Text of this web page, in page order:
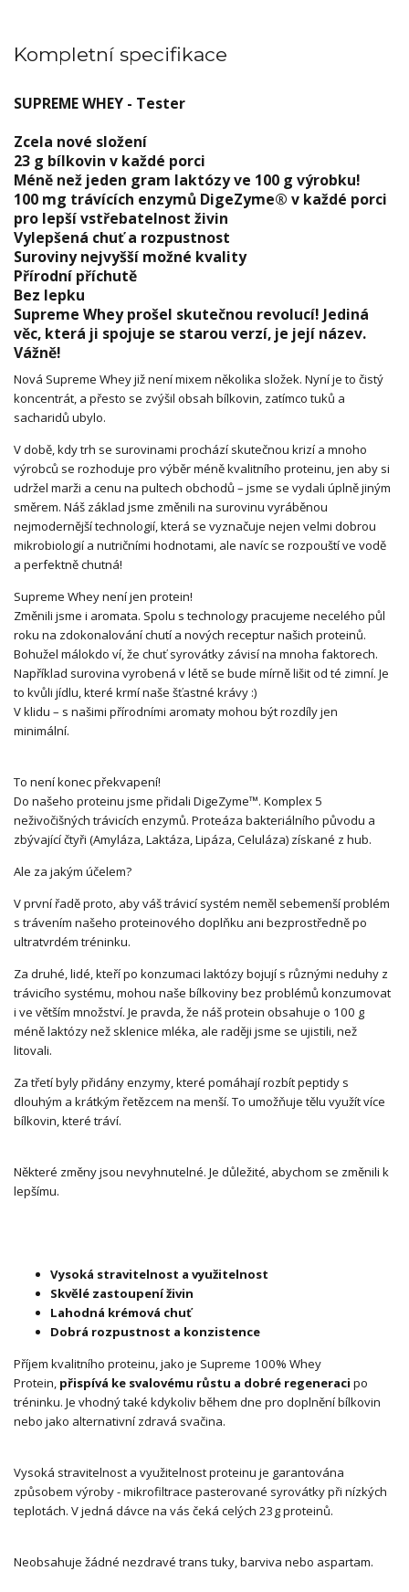
Kompletní specifikace
SUPREME WHEY - Tester
Zcela nové složení
23 g bílkovin v každé porci
Méně než jeden gram laktózy ve 100 g výrobku!
100 mg trávících enzymů DigeZyme® v každé porci
pro lepší vstřebatelnost živin
Vylepšená chuť a rozpustnost
Suroviny nejvyšší možné kvality
Přírodní příchutě
Bez lepku
Supreme Whey prošel skutečnou revolucí! Jediná
věc, která ji spojuje se starou verzí, je její název.
Vážně!
Nová Supreme Whey již není mixem několika složek. Nyní je to čistý
koncentrát, a přesto se zvýšil obsah bílkovin, zatímco tuků a
sacharidů ubylo.
V době, kdy trh se surovinami prochází skutečnou krizí a mnoho
výrobců se rozhoduje pro výběr méně kvalitního proteinu, jen aby si
udržel marži a cenu na pultech obchodů – jsme se vydali úplně jiným
směrem. Náš základ jsme změnili na surovinu vyráběnou
nejmodernější technologií, která se vyznačuje nejen velmi dobrou
mikrobiologií a nutričními hodnotami, ale navíc se rozpouští ve vodě
a perfektně chutná!
Supreme Whey není jen protein!
Změnili jsme i aromata. Spolu s technology pracujeme necelého půl
roku na zdokonalování chutí a nových receptur našich proteinů.
Bohužel málokdo ví, že chuť syrovátky závisí na mnoha faktorech.
Například surovina vyrobená v létě se bude mírně lišit od té zimní. Je
to kvůli jídlu, které krmí naše šťastné krávy :)
V klidu – s našimi přírodními aromaty mohou být rozdíly jen
minimální.
To není konec překvapení!
Do našeho proteinu jsme přidali DigeZyme™. Komplex 5
neživočišných trávicích enzymů. Proteáza bakteriálního původu a
zbývající čtyři (Amyláza, Laktáza, Lipáza, Celuláza) získané z hub.
Ale za jakým účelem?
V první řadě proto, aby váš trávicí systém neměl sebemenší problém
s trávením našeho proteinového doplňku ani bezprostředně po
ultratvrdém tréninku.
Za druhé, lidé, kteří po konzumaci laktózy bojují s různými neduhy z
trávicího systému, mohou naše bílkoviny bez problémů konzumovat
i ve větším množství. Je pravda, že náš protein obsahuje o 100 g
méně laktózy než sklenice mléka, ale raději jsme se ujistili, než
litovali.
Za třetí byly přidány enzymy, které pomáhají rozbít peptidy s
dlouhým a krátkým řetězcem na menší. To umožňuje tělu využít více
bílkovin, které tráví.
Některé změny jsou nevyhnutelné. Je důležité, abychom se změnili k
lepšímu.
Vysoká stravitelnost a využitelnost
Skvělé zastoupení živin
Lahodná krémová chuť
Dobrá rozpustnost a konzistence
Příjem kvalitního proteinu, jako je Supreme 100% Whey
Protein, přispívá ke svalovému růstu a dobré regeneraci po
tréninku. Je vhodný také kdykoliv během dne pro doplnění bílkovin
nebo jako alternativní zdravá svačina.
Vysoká stravitelnost a využitelnost proteinu je garantována
způsobem výroby - mikrofiltrace pasterované syrovátky při nízkých
teplotách. V jedná dávce na vás čeká celých 23g proteinů.
Neobsahuje žádné nezdravé trans tuky, barviva nebo aspartam.